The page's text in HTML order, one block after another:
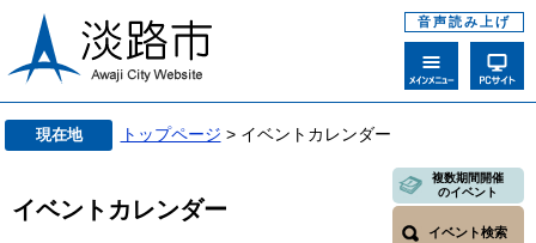
音声読み上げ
現在地 トップページ > イベントカレンダー
イベントカレンダー
複数期間開催
のイベント
イベント検索